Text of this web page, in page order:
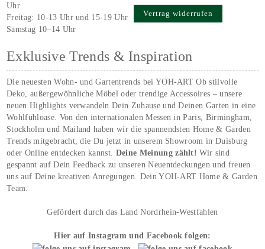
Uhr
Freitag: 10-13 Uhr und 15-19 Uhr
Samstag 10–14 Uhr
Vertrag widerrufen
Exklusive Trends & Inspiration
Die neuesten Wohn- und Gartentrends bei YOH‑ART Ob stilvolle
Deko, außergewöhnliche Möbel oder trendige Accessoires – unsere
neuen Highlights verwandeln Dein Zuhause und Deinen Garten in eine
Wohlfühloase. Von den internationalen Messen in Paris, Birmingham,
Stockholm und Mailand haben wir die spannendsten Home & Garden
Trends mitgebracht, die Du jetzt in unserem Showroom in Duisburg
oder Online entdecken kannst. Deine Meinung zählt!Wir sind
gespannt auf Dein Feedback zu unseren Neuentdeckungen und freuen
uns auf Deine kreativen Anregungen. Dein YOH‑ART Home & Garden
Team.
Gefördert durch das Land Nordrhein-Westfahlen
Hier auf Instagram und Facebook folgen: